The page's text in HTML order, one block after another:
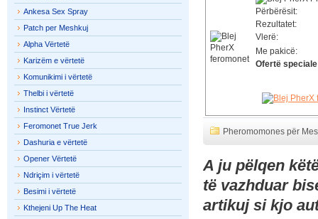
Përbërësit:
Rezultatet:
Vlerë:
Me pakicë:
Ofertë
Pheromomones për
A ju pëlqen
të vazhduar
artikuj si kjo
Ankesa Sex Spray
Patch per Meshkuj
Alpha Vërtetë
Karizëm e vërtetë
Komunikimi i vërtetë
Thelbi i vërtetë
Instinct Vërtetë
Feromonet True Jerk
Dashuria e vërtetë
Opener Vërtetë
Ndriçim i vërtetë
Besimi i vërtetë
Kthejeni Up The Heat